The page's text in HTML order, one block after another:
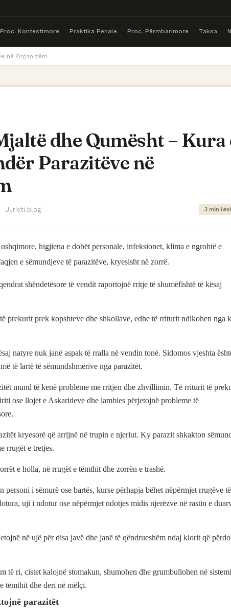
Proc. Kontestimore Praktika Penale Proc. Përmbarimore Taksa
në Organizëm
dhe Qumësht – Kura
Parazitëve në
Juristi.blog 3 min
higjiena e dobët personale, infeksionet, klima e ngrohtë e
e sëmundjeve të parazitëve, kryesisht në zorrë.
shëndetësore të vendit raportojnë rritje të shumëfishtë të kësaj
prekurit prek kopshteve dhe shkollave, edhe të rriturit ndikohen nga
natyre nuk janë aspak të rralla në vendin tonë. Sidomos vjeshta
të lartë të sëmundshmërive nga parazitët.
mund të kenë probleme me rritjen dhe zhvillimin. Të rriturit të
ose llojet e Askarideve dhe lambies përjetojnë probleme të
kryesorë që arrijnë në trupin e njeriut. Ky parazit shkakton
rrugët e tretjes.
e holla, në rrugët e tëmthit dhe zorrën e trashë.
personi i sëmurë ose bartës, kurse përhapja bëhet nëpërmjet rrugëve të
uji i ndotur ose nëpërmjet ndotjes midis njerëzve në rastin e
në ujë për disa javë dhe janë të qëndrueshëm ndaj klorit që
të ri, cistet kalojnë stomakun, shumohen dhe grumbullohen në
tëmthit dhe deri në mëlçi.
parazitët